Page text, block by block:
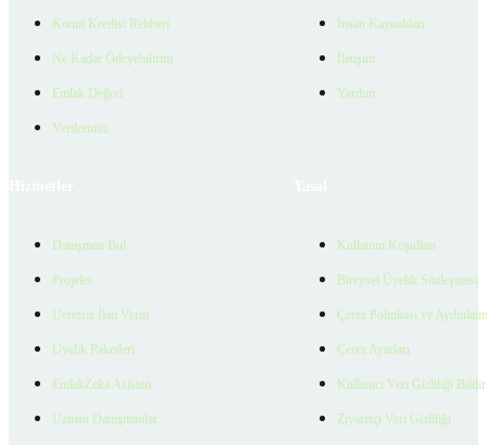
Konut Kredisi Rehberi
Ne Kadar Ödeyebilirim
Emlak Değeri
Verilerimiz
İnsan Kaynakları
İletişim
Yardım
Danışman Bul
Projeler
Ücretsiz İlan Verin
Üyelik Paketleri
EmlakZeka Asistan
Uzman Danışmanlar
Kullanım Koşulları
Bireysel Üyelik Sözleşmesi
Çerez Politikası ve
Çerez Ayarları
Kullanıcı Veri Gizliliği
Ziyaretçi Veri Gizliliği